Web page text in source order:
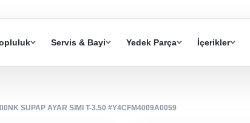
Servis & Bayi Yedek Parça İçerikler
SUPAP AYAR SIMI T-3.50 #Y4CFM4009A0059